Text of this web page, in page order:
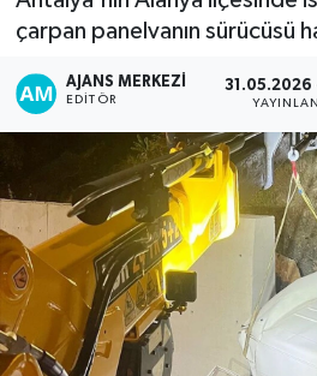
çarpan panelvanın sürücüsü
AJANS MERKEZI
EDITÖR
31.05.2026